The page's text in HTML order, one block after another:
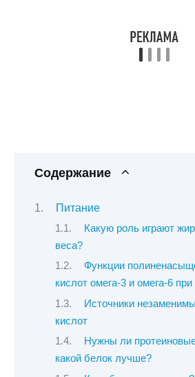
Содержание
Питание
Какую роль играют
веса?
Функции
кислот омега-3 и омега-6
Источники
кислот
Нужны ли
какой белок лучше?